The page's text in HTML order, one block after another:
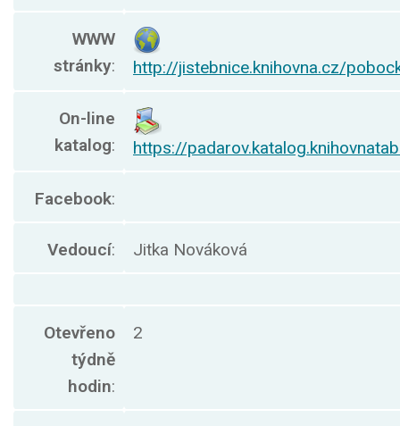
WWW
stránky: http://jistebnice.knihovna.cz/
On-line
katalog: https://
Facebook:
Vedoucí: Jitka Nováková
Otevřeno
týdně
hodin:
2